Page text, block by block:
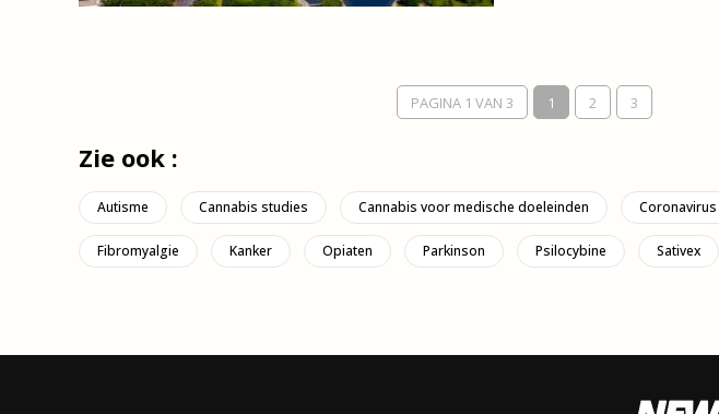
PAGINA 1 VAN 3 1 2 3
Zie ook :
Autisme Cannabis studies Cannabis voor medische doeleinden Coronavirus
Fibromyalgie Kanker Opiaten Parkinson Psilocybine Sativex